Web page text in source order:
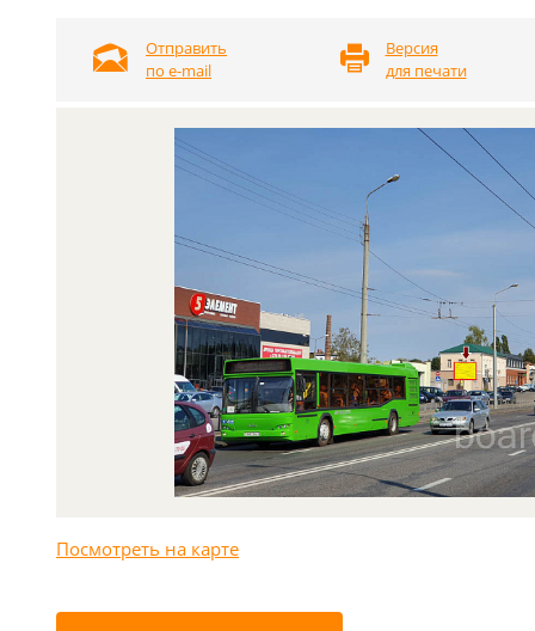
Отправить
по e-mail
Версия
для печати
Посмотреть на карте